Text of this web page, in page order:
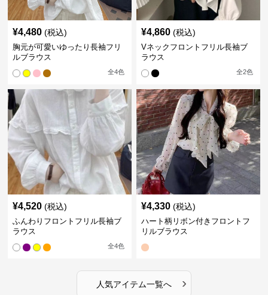
¥4,480 (税込)
胸元が可愛いゆったり長袖フリ
ルブラウス
全4色
¥4,860 (税込)
Vネックフロントフリル長袖ブ
ラウス
全2色
¥4,520 (税込)
ふんわりフロントフリル長袖ブ
ラウス
全4色
¥4,330 (税込)
ハート柄リボン付きフロントフ
リルブラウス
人気アイテム一覧へ ›